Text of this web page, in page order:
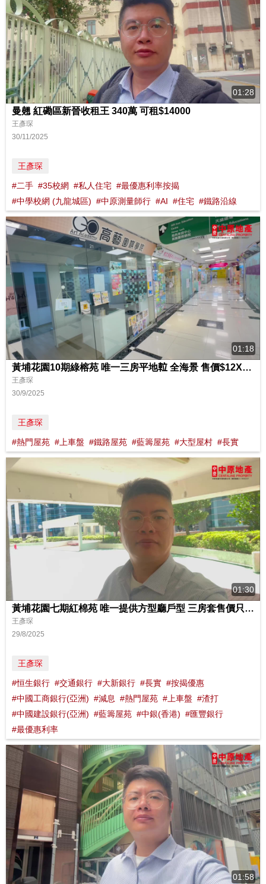
01:28
曼翹 紅磡區新晉收租王 340萬 可租$14000
王彥琛
30/11/2025
王彥琛
#二手 #35校網 #私人住宅 #最優惠利率按揭
#中學校網 (九龍城區) #中原測量師行 #AI #住宅 #鐵路沿線
01:18
黃埔花園10期綠榕苑 唯一三房平地𨋢 全海景 售價$12XX萬起
王彥琛
30/9/2025
王彥琛
#熱門屋苑 #上車盤 #鐵路屋苑 #藍籌屋苑 #大型屋村 #長實
01:30
黃埔花園七期紅棉苑 唯一提供方型廳戶型 三房套售價只需1000萬起
王彥琛
29/8/2025
王彥琛
#恒生銀行 #交通銀行 #大新銀行 #長實 #按揭優惠
#中國工商銀行(亞洲) #減息 #熱門屋苑 #上車盤 #渣打
#中國建設銀行(亞洲) #藍籌屋苑 #中銀(香港) #匯豐銀行
#最優惠利率
01:58